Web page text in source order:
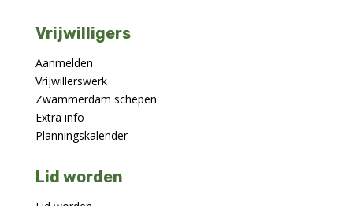
Vrijwilligers
Aanmelden
Vrijwillerswerk
Zwammerdam schepen
Extra info
Planningskalender
Lid worden